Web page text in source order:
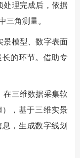
处理完成后，依据
三角测量。
景模型、数字表面
的环节。借助专
在三维数据采集软
，基于三维实景
，生成数字线划